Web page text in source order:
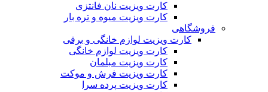
کارت ویزیت نان فانتزی
کارت ویزیت میوه و تره بار
فروشگاهی
کارت ویزیت لوازم خانگی و برقی
کارت ویزیت لوازم خانگی
کارت ویزیت مبلمان
کارت ویزیت فرش و موکت
کارت ویزیت پرده سرا